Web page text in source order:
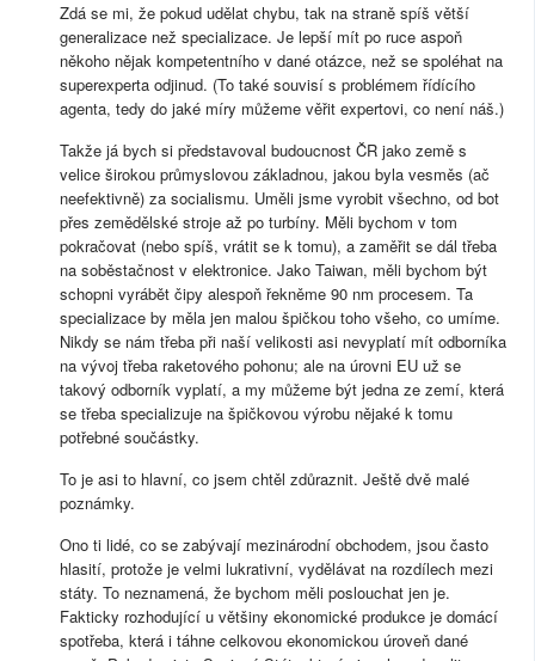
Zdá se mi, že pokud udělat chybu, tak na straně spíš větší
generalizace než specializace. Je lepší mít po ruce aspoň
někoho nějak kompetentního v dané otázce, než se spoléhat na
superexperta odjinud. (To také souvisí s problémem řídícího
agenta, tedy do jaké míry můžeme věřit expertovi, co není náš.)
Takže já bych si představoval budoucnost ČR jako země s
velice širokou průmyslovou základnou, jakou byla vesměs (ač
neefektivně) za socialismu. Uměli jsme vyrobit všechno, od bot
přes zemědělské stroje až po turbíny. Měli bychom v tom
pokračovat (nebo spíš, vrátit se k tomu), a zaměřit se dál třeba
na soběstačnost v elektronice. Jako Taiwan, měli bychom být
schopni vyrábět čipy alespoň řekněme 90 nm procesem. Ta
specializace by měla jen malou špičkou toho všeho, co umíme.
Nikdy se nám třeba při naší velikosti asi nevyplatí mít odborníka
na vývoj třeba raketového pohonu; ale na úrovni EU už se
takový odborník vyplatí, a my můžeme být jedna ze zemí, která
se třeba specializuje na špičkovou výrobu nějaké k tomu
potřebné součástky.
To je asi to hlavní, co jsem chtěl zdůraznit. Ještě dvě malé
poznámky.
Ono ti lidé, co se zabývají mezinárodní obchodem, jsou často
hlasití, protože je velmi lukrativní, vydělávat na rozdílech mezi
státy. To neznamená, že bychom měli poslouchat jen je.
Fakticky rozhodující u většiny ekonomické produkce je domácí
spotřeba, která i táhne celkovou ekonomickou úroveň dané